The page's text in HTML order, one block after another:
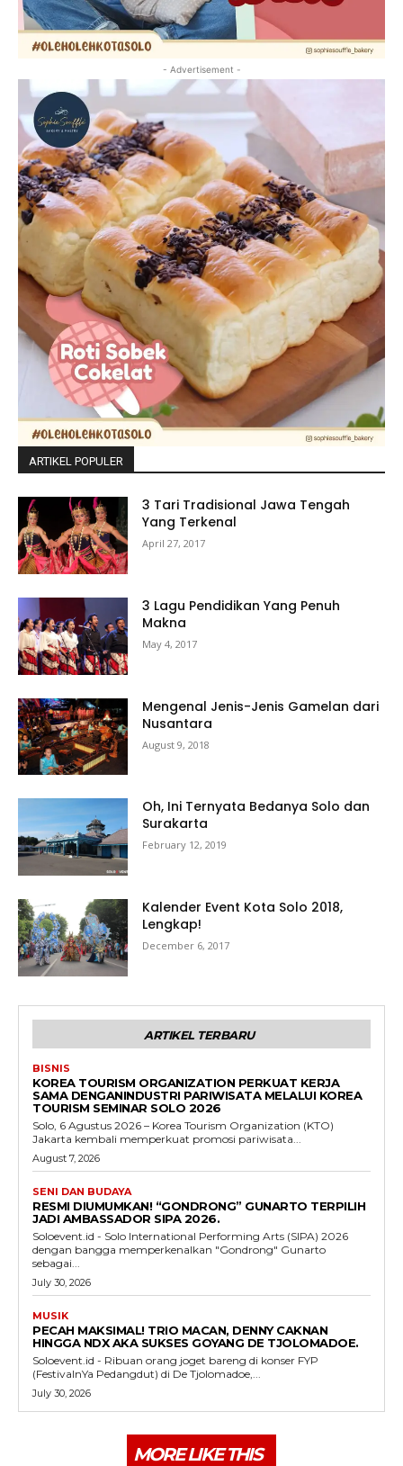
- Advertisement -
ARTIKEL POPULER
3 Tari Tradisional Jawa Tengah
Yang Terkenal
April 27, 2017
3 Lagu Pendidikan Yang Penuh
Makna
May 4, 2017
Mengenal Jenis-Jenis Gamelan dari
Nusantara
August 9, 2018
Oh, Ini Ternyata Bedanya Solo dan
Surakarta
February 12, 2019
Kalender Event Kota Solo 2018,
Lengkap!
December 6, 2017
ARTIKEL TERBARU
BISNIS
KOREA TOURISM ORGANIZATION PERKUAT KERJA
SAMA DENGANINDUSTRI PARIWISATA MELALUI KOREA
TOURISM SEMINAR SOLO 2026
Solo, 6 Agustus 2026 – Korea Tourism Organization (KTO)
Jakarta kembali memperkuat promosi pariwisata...
August 7, 2026
SENI DAN BUDAYA
RESMI DIUMUMKAN! “GONDRONG” GUNARTO TERPILIH
JADI AMBASSADOR SIPA 2026.
Soloevent.id - Solo International Performing Arts (SIPA) 2026
dengan bangga memperkenalkan "Gondrong" Gunarto
sebagai...
July 30, 2026
MUSIK
PECAH MAKSIMAL! TRIO MACAN, DENNY CAKNAN
HINGGA NDX AKA SUKSES GOYANG DE TJOLOMADOE.
Soloevent.id - Ribuan orang joget bareng di konser FYP
(FestivalnYa Pedangdut) di De Tjolomadoe,...
July 30, 2026
MORE LIKE THIS